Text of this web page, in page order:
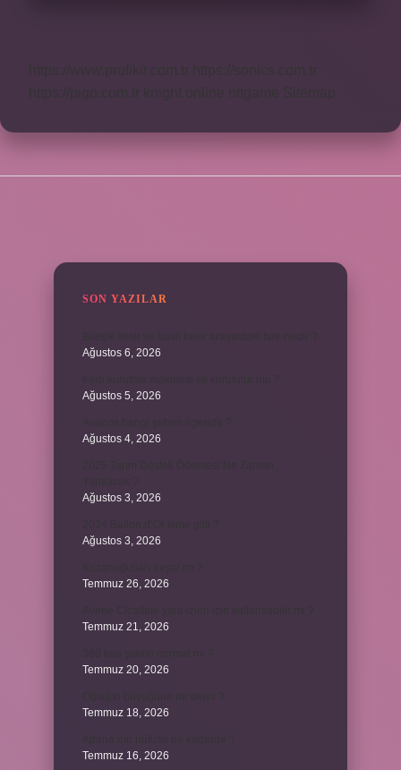
SON YAZILAR
Ağustos 6, 2026
Ağustos 5, 2026
Ağustos 4, 2026
Ağustos 3, 2026
Ağustos 3, 2026
Temmuz 26, 2026
Temmuz 21, 2026
Temmuz 20, 2026
Temmuz 18, 2026
Temmuz 16, 2026